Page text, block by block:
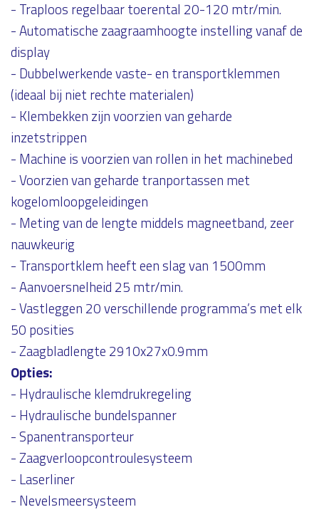
- Traploos regelbaar toerental 20-120 mtr/min.
- Automatische zaagraamhoogte instelling vanaf de
display
- Dubbelwerkende vaste- en transportklemmen
(ideaal bij niet rechte materialen)
- Klembekken zijn voorzien van geharde
inzetstrippen
- Machine is voorzien van rollen in het machinebed
- Voorzien van geharde tranportassen met
kogelomloopgeleidingen
- Meting van de lengte middels magneetband, zeer
nauwkeurig
- Transportklem heeft een slag van 1500mm
- Aanvoersnelheid 25 mtr/min.
- Vastleggen 20 verschillende programma’s met elk
50 posities
- Zaagbladlengte 2910x27x0.9mm
Opties:
- Hydraulische klemdrukregeling
- Hydraulische bundelspanner
- Spanentransporteur
- Zaagverloopcontroulesysteem
- Laserliner
- Nevelsmeersysteem